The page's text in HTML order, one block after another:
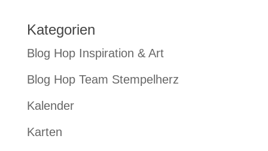
Kategorien
Blog Hop Inspiration & Art
Blog Hop Team Stempelherz
Kalender
Karten